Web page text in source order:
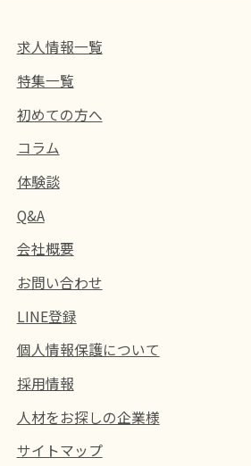
求人情報一覧
特集一覧
初めての方へ
コラム
体験談
Q&A
会社概要
お問い合わせ
LINE登録
個人情報保護について
採用情報
人材をお探しの企業様
サイトマップ